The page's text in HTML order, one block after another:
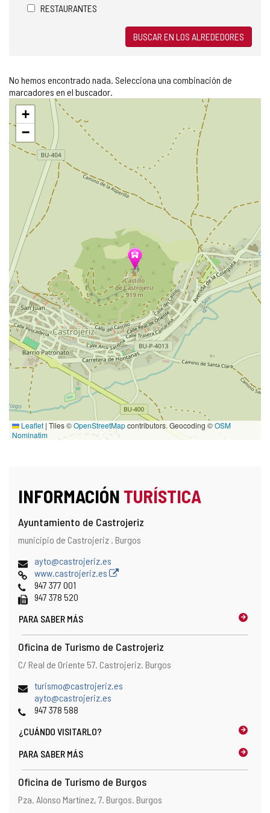
RESTAURANTES
BUSCAR EN LOS ALREDEDORES
No hemos encontrado nada. Selecciona una combinación de
marcadores en el buscador.
Saltar
mapa
+
−
Leaflet | Tiles ©OpenStreetMapcontributors. Geocoding ©OSM
Nominatim
INFORMACIÓN TURÍSTICA
Ayuntamiento de Castrojeriz
Dirección
Dirección
municipio de Castrojeriz . Burgos
Dirección
de
correo
electrónico
ayto@castrojeriz.es
Página
Web
www.castrojeriz.es
Teléfonos
947 377 001
Fax 947 378 520
PARA SABER MÁS
Oficina de Turismo de Castrojeriz
Dirección
Dirección
C/ Real de Oriente 57. Castrojeriz. Burgos
Dirección
de
correo
turismo@castrojeriz.es
ayto@castrojeriz.es
Teléfonos
947 378 588
¿CUÁNDO VISITARLO?
PARA SABER MÁS
Oficina de Turismo de Burgos
Dirección
Dirección
Pza. Alonso Martínez, 7. Burgos. Burgos